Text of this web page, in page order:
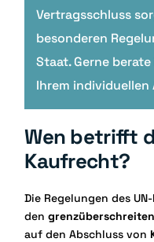
Vertragsschluss
besonderen
Staat. Gerne
Ihrem individuellen
Wen betrifft
Kaufrecht?
Die Regelungen des
den
auf den Abschluss von